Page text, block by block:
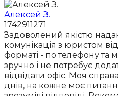
Алексей З.
1742911271
Задоволений якістю
комунікація з юристом
форматі - по телефону
зручно і не потребує
відвідати офіс. Моя
днів, на кожне моє